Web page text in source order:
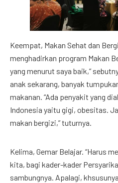
Keempat, Makan Sehat dan
menghadirkan program Makan
yang menurut saya baik,”
anak sekarang, banyak
makanan. “Ada penyakit yang
Indonesia yaitu gigi, obesitas.
makan bergizi,” tuturnya.
Kelima, Gemar Belajar. “Harus
kita, bagi kader-kader
sambungnya. Apalagi,